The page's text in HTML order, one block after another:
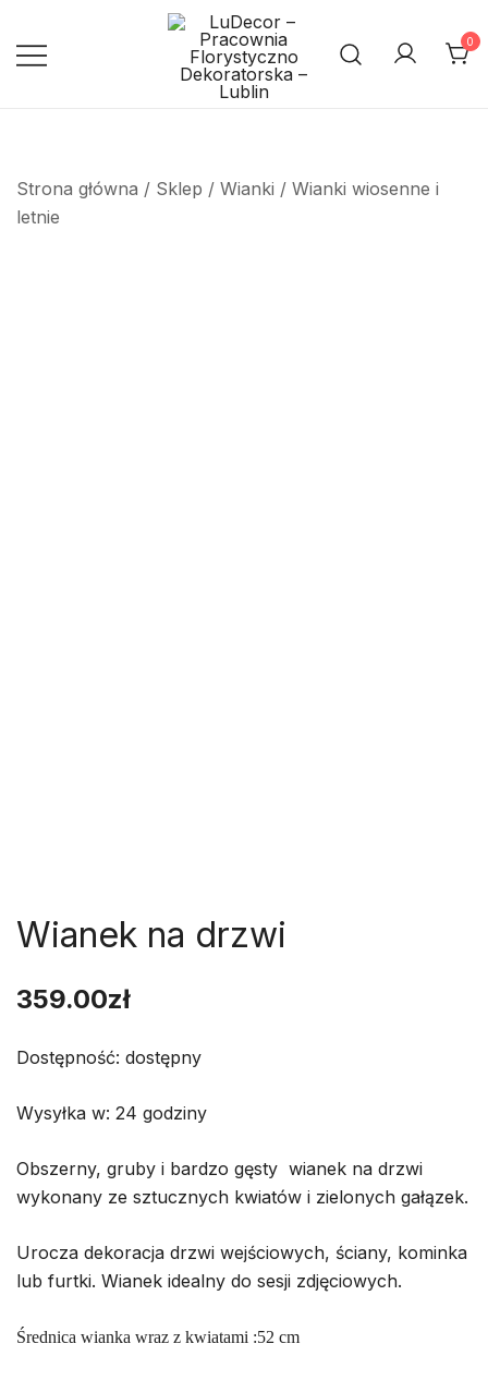
do
treści
Lublin
0
Strona główna / Sklep / Wianki / Wianki wiosenne i
letnie
Wianek na drzwi
359.00zł
Dostępność: dostępny
Wysyłka w: 24 godziny
Obszerny, gruby i bardzo gęsty wianek na drzwi
wykonany ze sztucznych kwiatów i zielonych gałązek.
Urocza dekoracja drzwi wejściowych, ściany, kominka
lub furtki. Wianek idealny do sesji zdjęciowych.
Średnica wianka wraz z kwiatami :52 cm